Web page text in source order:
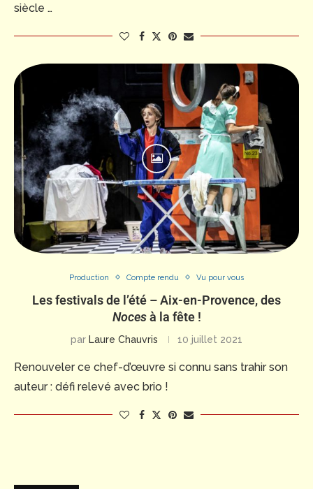
siècle …
Production Compte rendu Vu pour vous
Les festivals de l’été – Aix-en-Provence, des
Nocesà la fête !
par Laure Chauvris 10 juillet 2021
Renouveler ce chef-d’œuvre si connu sans trahir son
auteur : défi relevé avec brio !